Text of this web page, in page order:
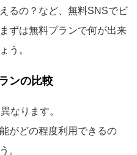
るの？など、無料SNSでビ
ずは無料プランで何が出来
う。
ンの比較
なります。
がどの程度利用できるの
。